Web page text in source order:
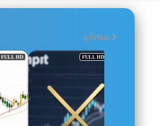
ดูทั้งหมด
FULL HD FULL HD